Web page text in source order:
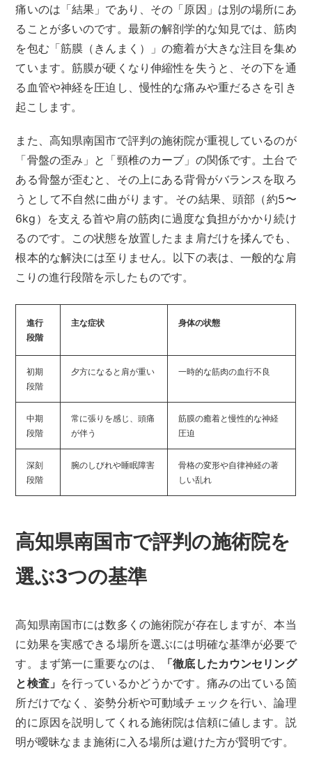
痛いのは「結果」であり、その「原因」は別の場所にあ
ることが多いのです。最新の解剖学的な知見では、筋肉
を包む「筋膜（きんまく）」の癒着が大きな注目を集め
ています。筋膜が硬くなり伸縮性を失うと、その下を通
る血管や神経を圧迫し、慢性的な痛みや重だるさを引き
起こします。
また、高知県南国市で評判の施術院が重視しているのが
「骨盤の歪み」と「頸椎のカーブ」の関係です。土台で
ある骨盤が歪むと、その上にある背骨がバランスを取ろ
うとして不自然に曲がります。その結果、頭部（約5〜
6kg）を支える首や肩の筋肉に過度な負担がかかり続け
るのです。この状態を放置したまま肩だけを揉んでも、
根本的な解決には至りません。以下の表は、一般的な肩
こりの進行段階を示したものです。
進行
段階
主な症状 身体の状態
初期
段階
夕方になると肩が重い 一時的な筋肉の血行不良
中期
段階
常に張りを感じ、頭痛
が伴う
筋膜の癒着と慢性的な神経
圧迫
深刻
段階
腕のしびれや睡眠障害
骨格の変形や自律神経の著
しい乱れ
高知県南国市で評判の施術院を
選ぶ3つの基準
高知県南国市には数多くの施術院が存在しますが、本当
に効果を実感できる場所を選ぶには明確な基準が必要で
す。まず第一に重要なのは、
「徹底したカウンセリング
と検査」 を行っているかどうかです。痛みの出ている箇
所だけでなく、姿勢分析や可動域チェックを行い、論理
的に原因を説明してくれる施術院は信頼に値します。説
明が曖昧なまま施術に入る場所は避けた方が賢明です。